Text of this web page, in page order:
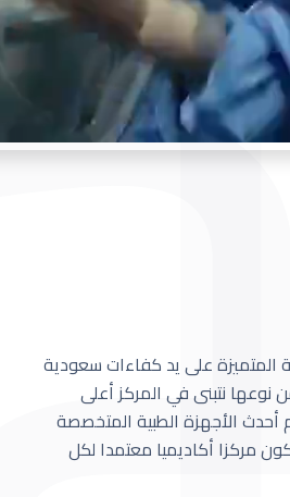
المتميزة على يد كفاءات سعودية
نتبنى في المركز أعلى
أحدث الأجهزة الطبية المتخصصة
مركزا أكاديميا معتمدا لكل